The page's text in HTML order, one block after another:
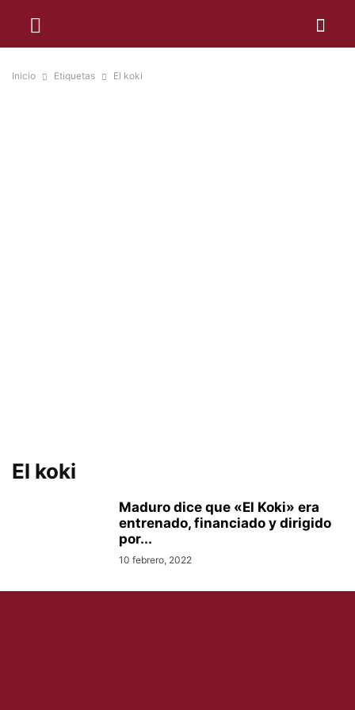
Inicio Etiquetas El koki
El koki
Maduro dice que «El Koki» era
entrenado, financiado y dirigido
por...
10 febrero, 2022